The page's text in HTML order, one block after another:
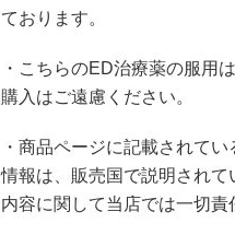
ております。
・こちらのED治療薬の服用
購入はご遠慮ください。
・商品ページに記載されて
情報は、販売国で説明され
内容に関して当店では一切責